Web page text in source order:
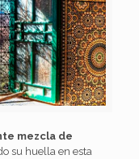
mezcla de
su huella en esta